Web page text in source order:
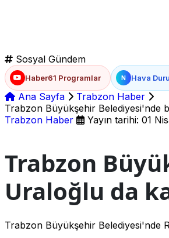
Sosyal Gündem
Haber61 Programlar N Hava
Ana Sayfa
Trabzon Haber
Trabzon Büyükşehir Belediyesi'nde
Trabzon Haber
Yayın tarihi: 01
Trabzon
Uraloğlu da
Trabzon Büyükşehir Belediyesi'nde